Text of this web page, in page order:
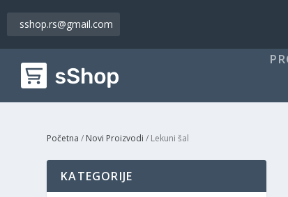
sshop.rs@gmail.com
Početna / Novi Proizvodi / Lekuni šal
KATEGORIJE